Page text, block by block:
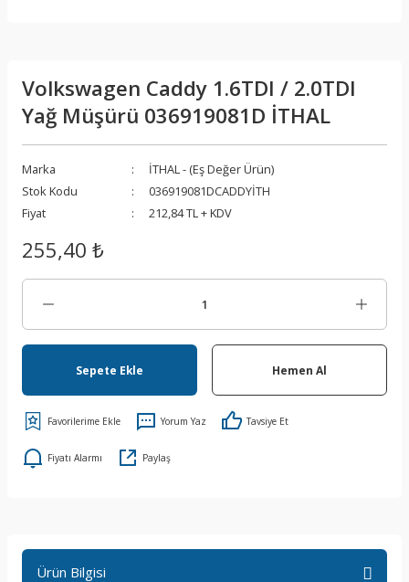
Volkswagen Caddy 1.6TDI / 2.0TDI
Yağ Müşürü 036919081D İTHAL
Marka
İTHAL - (Eş Değer Ürün)
Stok Kodu
036919081DCADDYİTH
Fiyat
212,84 TL + KDV
255,40 ₺
Sepete Ekle Hemen Al
Yorum Yaz Tavsiye Et
Fiyatı Alarmı Paylaş
Ürün Bilgisi